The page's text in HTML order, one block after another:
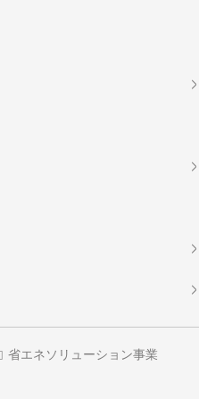
省エネソリューション事業